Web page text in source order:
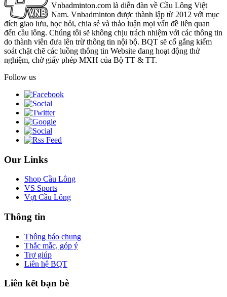
Vnbadminton.com là diễn đàn về Cầu Lông Việt
Nam. Vnbadminton được thành lập từ 2012 với mục
đích giao lưu, học hỏi, chia sẻ và thảo luận mọi vấn đề liên quan
đến cầu lông. Chúng tôi sẽ không chịu trách nhiệm với các thông tin
do thành viên đưa lên trừ thông tin nội bộ. BQT sẽ cố gắng kiểm
soát chặt chẽ các luồng thông tin Website đang hoạt động thử
nghiệm, chờ giấy phép MXH của Bộ TT & TT.
Follow us
Our Links
Shop Cầu Lông
VS Sports
Vợt Cầu Lông
Thông tin
Thông báo chung
Thắc mắc, góp ý
Trợ giúp
Liên hệ BQT
Liên kết bạn bè